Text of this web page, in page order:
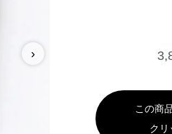
›
この商
クリ